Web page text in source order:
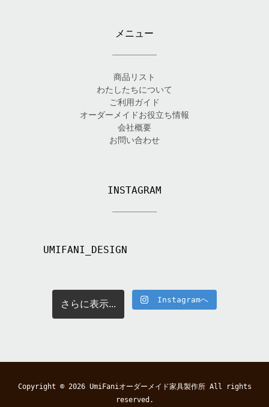
メニュー
商品リスト
わたしたちについて
ご利用ガイド
オーダーメイドお役立ち情報
会社概要
お問い合わせ
INSTAGRAM
UMIFANI_DESIGN
さらに表示... Instagramへ
Copyright © 2026 UmiFaniオーダーメイド家具製作所All rights
reserved.